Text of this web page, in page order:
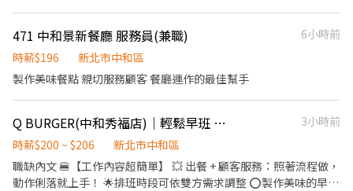
471 中和景新餐廳 服務員(兼職)
6小時前
時薪$196
新北市中和區
製作美味餐點 親切服務顧客 餐廳運作的最佳幫手
Q BURGER(中和秀福店)｜輕鬆早班 🌅｜彈性計時工作 💼｜穩定雙週薪資 💸
3小時前
時薪$200 ~ $206
新北市中和區
職缺內文 🍔【工作內容超簡單】 💥 出餐 + 顧客服務：照著流程做，
動作俐落就上手！ 🌟排班時段可依雙方需求調整 ⭕製作美味的早餐